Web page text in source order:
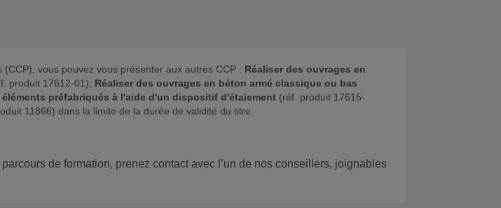
vous pouvez vous présenter aux autres CCP : Réaliser des ouvrages en
produit 17612-01), Réaliser des ouvrages en béton armé classique ou bas
éléments préfabriqués à l'aide d'un dispositif d'étaiement (réf. produit 17615-
11866) dans la limite de la durée de validité du titre.
de formation, prenez contact avec l’un de nos conseillers, joignables